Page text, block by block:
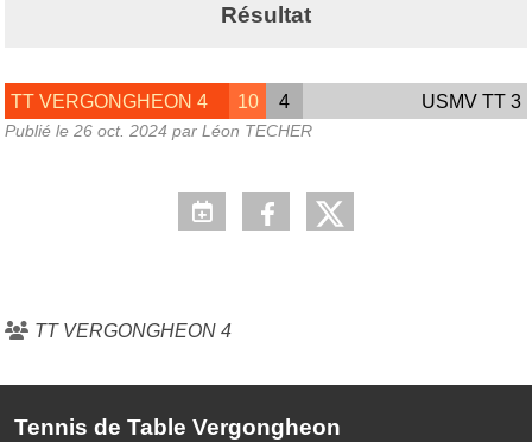
Résultat
TT VERGONGHEON 4 10 4 USMV TT 3
Publié le 26 oct. 2024 par Léon TECHER
TT VERGONGHEON 4
Tennis de Table Vergongheon